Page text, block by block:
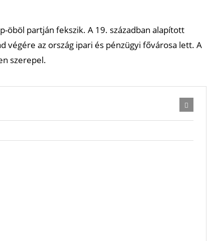
öböl partján fekszik. A 19. században alapított
végére az ország ipari és pénzügyi fővárosa lett. A
szerepel.